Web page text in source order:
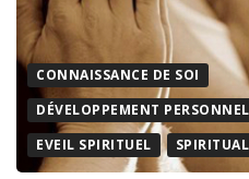
CONNAISSANCE DE SOI
DÉVELOPPEMENT
EVEIL SPIRITUEL